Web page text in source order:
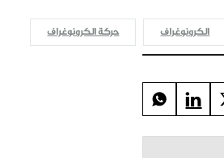
الكرونوغراف حركة الكرونوغراف